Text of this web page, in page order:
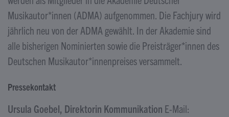
Musikautor*innen (ADMA) aufgenommen. Die Fachjury wird
jährlich neu von der ADMA gewählt. In der Akademie sind
alle bisherigen Nominierten sowie die Preisträger*innen des
Deutschen Musikautor*innenpreises versammelt.
Pressekontakt
Ursula Goebel, Direktorin Kommunikation E-Mail: